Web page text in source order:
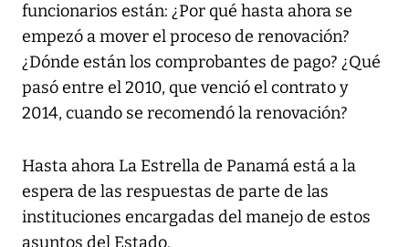
funcionarios están: ¿Por qué hasta ahora se
empezó a mover el proceso de renovación?
¿Dónde están los comprobantes de pago? ¿Qué
pasó entre el 2010, que venció el contrato y
2014, cuando se recomendó la renovación?
Hasta ahora La Estrella de Panamá está a la
espera de las respuestas de parte de las
instituciones encargadas del manejo de estos
asuntos del Estado.